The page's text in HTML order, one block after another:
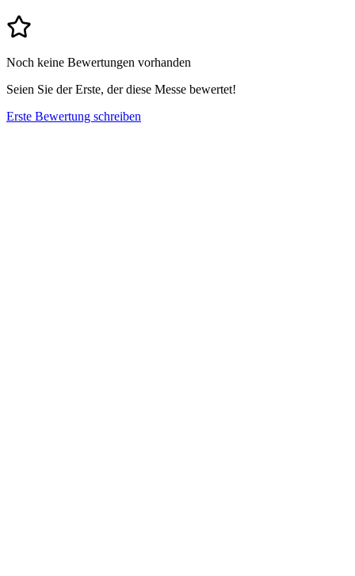
Noch keine Bewertungen vorhanden
Seien Sie der Erste, der diese Messe bewertet!
Erste Bewertung schreiben